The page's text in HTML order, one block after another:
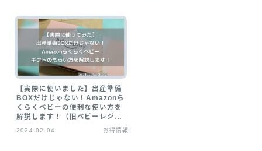
【実際に使いました】出産準備
BOXだけじゃない！Amazonら
くらくベビーの便利な使い方を
解説します！（旧ベビーレジス
2024.02.04 お得情報